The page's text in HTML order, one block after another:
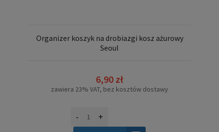
Organizer koszyk na drobiazgi kosz ażurowy
Seoul
6,90 zł
zawiera 23% VAT, bez kosztów dostawy
- +